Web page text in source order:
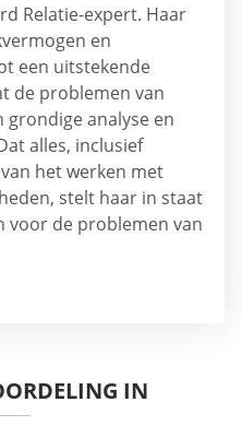
Relatie-expert. Haar
en
een uitstekende
de problemen van
grondige analyse en
alles, inclusief
het werken met
stelt haar in staat
voor de problemen van
IN